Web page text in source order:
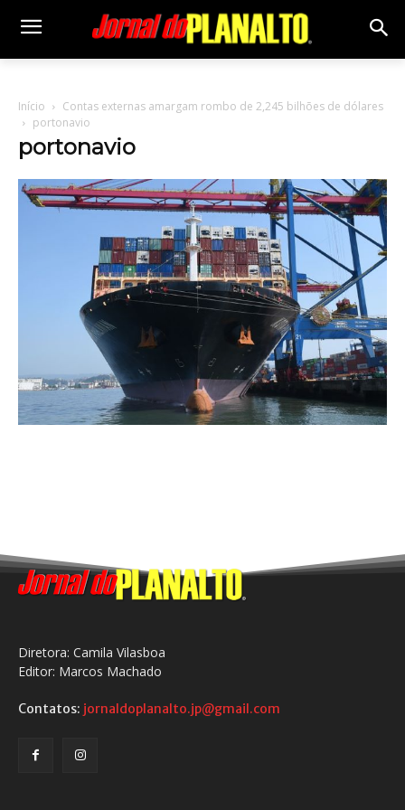
Início
Contas externas amargam rombo de 2,245 bilhões de dólares
portonavio
portonavio
Diretora: Camila Vilasboa
Editor: Marcos Machado
Contatos: jornaldoplanalto.jp@gmail.com